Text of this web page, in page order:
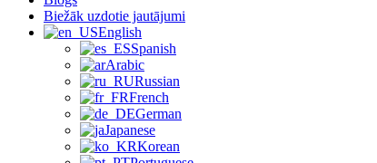
Biežāk uzdotie jautājumi
English
Spanish
Arabic
Russian
French
German
Japanese
Korean